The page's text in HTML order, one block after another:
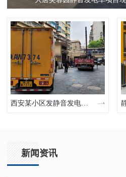
西安某小区发静音发电车现场
新闻资讯